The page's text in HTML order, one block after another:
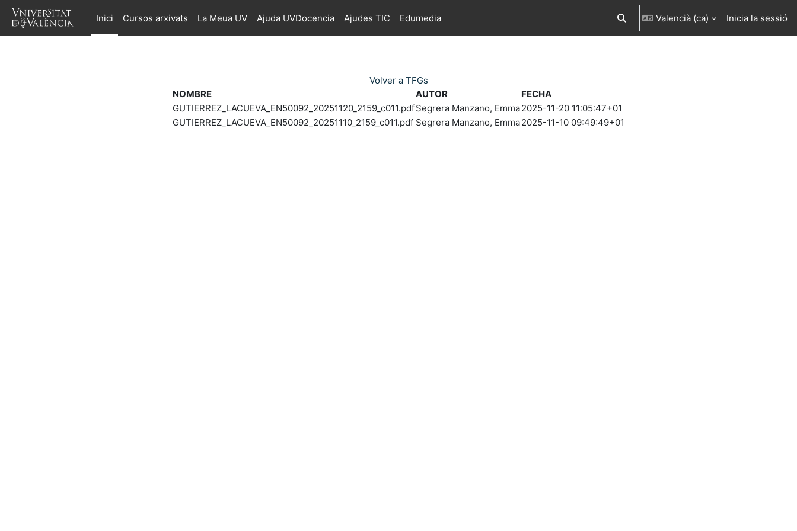
Ves al contingut principal
Inici
Cursos arxivats La Meua UV Ajuda UVDocencia Ajudes TIC Edumedia Commuta l'entrada de la cerca
Valencià ‎(ca)‎ Inicia la sessió
Volver a TFGs
NOMBRE
AUTOR
FECHA
GUTIERREZ_LACUEVA_EN50092_20251120_2159_c011.pdfSegrera Manzano, Emma2025-11-20 11:05:47+01
GUTIERREZ_LACUEVA_EN50092_20251110_2159_c011.pdf Segrera Manzano, Emma2025-11-10 09:49:49+01